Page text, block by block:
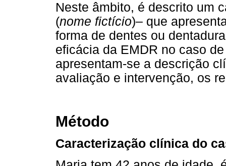
Neste âmbito, é descrito um
(nome fictício)– que
forma de dentes ou
eficácia da EMDR no caso
apresentam-se a descrição
avaliação e intervenção, os
Método
Caracterização clínica do